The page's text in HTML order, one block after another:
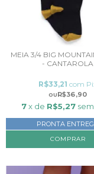
MEIA 3/4 BIG
- CANTAROLA
R$36,90
R$33,21 com
7x de R$5,27
PRONTA
COMPRAR